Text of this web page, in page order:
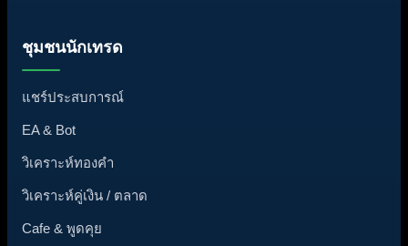
ชุมชนนักเทรด
แชร์ประสบการณ์
EA & Bot
วิเคราะห์ทองคำ
วิเคราะห์คู่เงิน / ตลาด
Cafe & พูดคุย